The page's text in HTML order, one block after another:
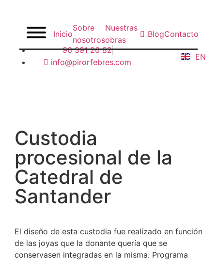
Inicio
Sobre
nosotros
Nuestras
obras
BlogContacto
96 391 26 82
info@pirorfebres.com
EN
Custodia
procesional de la
Catedral de
Santander
El diseño de esta custodia fue realizado en función
de las joyas que la donante quería que se
conservasen integradas en la misma. Programa